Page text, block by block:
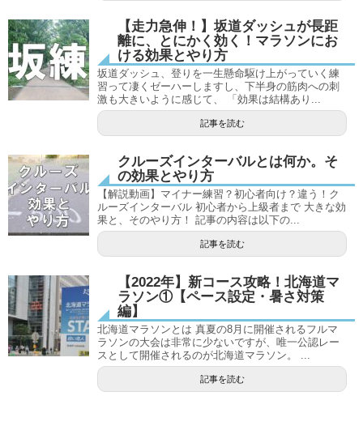
【走力急伸！】坂道ダッシュが長距
離に、とにかく効く！マラソンにお
ける効果とやり方
坂道ダッシュ、登りを一生懸命駆け上がっていく練
習って凄くゼーハーしますし、下半身の筋肉への刺
激も大きいように感じて、 「効果は結構あり...
記事を読む
クルーズインターバルとは何か。そ
の効果とやり方
【解説動画】マイナー練習？初心者向け？違う！ク
ルーズインターバル 初心者から上級者まで 大きな効
果と、そのやり方！ 記事の内容は以下の...
記事を読む
【2022年】新コース攻略！北海道マ
ラソン①【ペース設定・暑さ対策
編】
北海道マラソンとは 真夏の8月に開催されるフルマ
ラソンの大会は非常に少ないですが、唯一公認レー
スとして開催されるのが北海道マラソン。 ...
記事を読む